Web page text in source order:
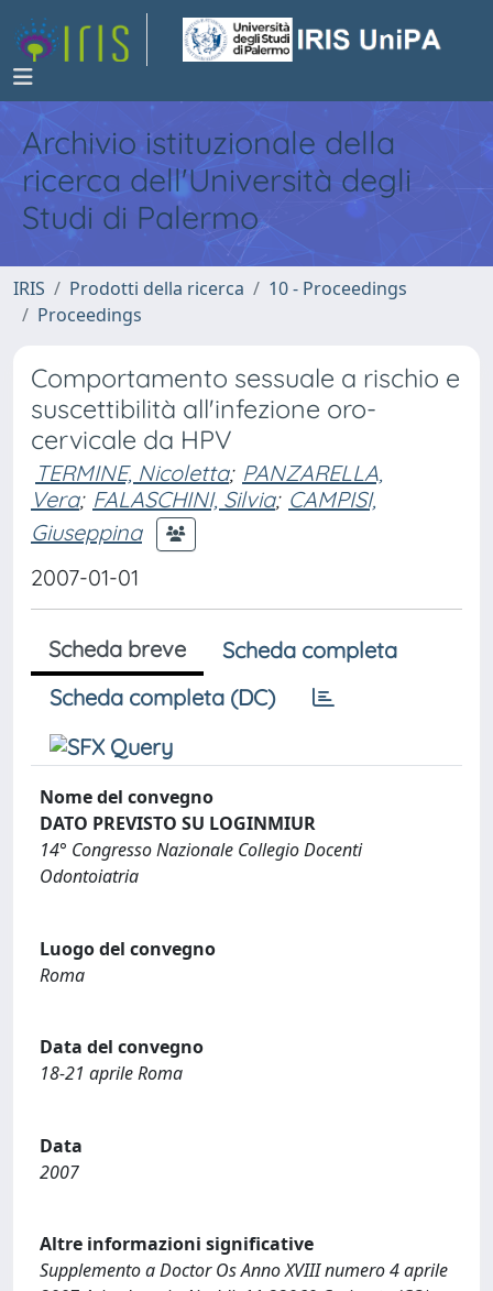
Archivio istituzionale della
ricerca dell'Università degli
Studi di Palermo
IRIS Prodotti della ricerca
10 - Proceedings
Proceedings
Comportamento sessuale a rischio e
suscettibilità all'infezione oro-
cervicale da HPV
TERMINE, Nicoletta; PANZARELLA,
Vera; FALASCHINI, Silvia; CAMPISI,
Giuseppina
2007-01-01
Scheda breve
Scheda completa
Scheda completa (DC)
Nome del convegno
DATO PREVISTO SU LOGINMIUR
14° Congresso Nazionale Collegio Docenti
Odontoiatria
Luogo del convegno
Roma
Data del convegno
18-21 aprile Roma
Data
2007
Altre informazioni significative
Supplemento a Doctor Os Anno XVIII numero 4 aprile